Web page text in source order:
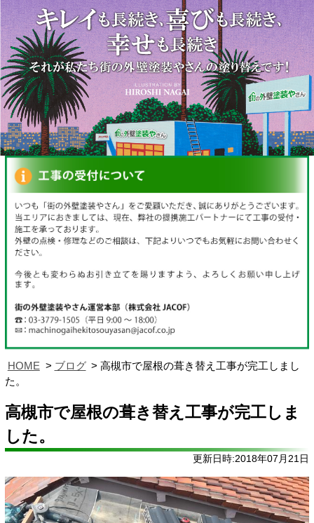
HOME ブログ
高槻市で屋根の葺き替え工事が完工しまし
た。
高槻市で屋根の葺き替え工事が完工しま
した。
更新日時:2018年07月21日